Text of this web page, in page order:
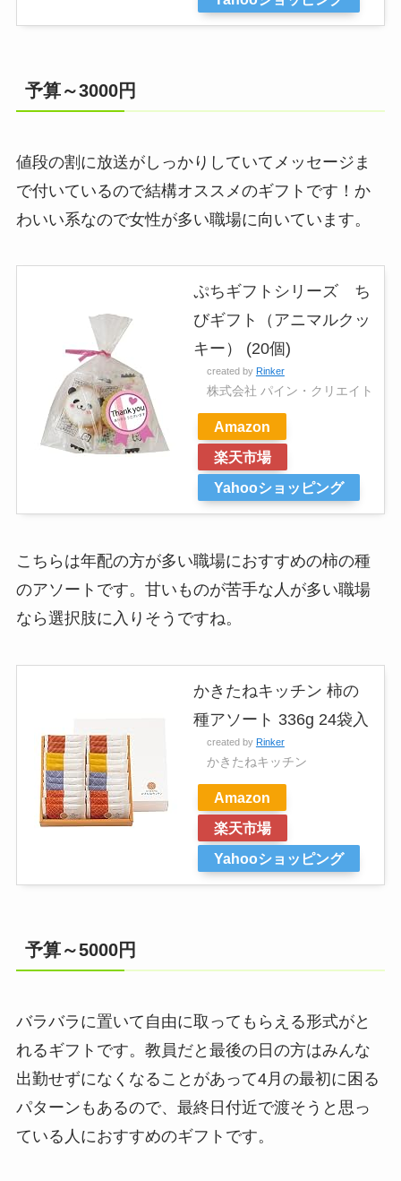
予算～3000円
値段の割に放送がしっかりしていてメッセージま
で付いているので結構オススメのギフトです！か
わいい系なので女性が多い職場に向いています。
ぷちギフトシリーズ ち
びギフト（アニマルクッ
キー） (20個)
created by Rinker
株式会社 パイン・クリエイト
Amazon
楽天市場
Yahooショッピング
こちらは年配の方が多い職場におすすめの柿の種
のアソートです。甘いものが苦手な人が多い職場
なら選択肢に入りそうですね。
かきたねキッチン 柿の
種アソート 336g 24袋入
created by Rinker
かきたねキッチン
Amazon
楽天市場
Yahooショッピング
予算～5000円
バラバラに置いて自由に取ってもらえる形式がと
れるギフトです。教員だと最後の日の方はみんな
出勤せずになくなることがあって4月の最初に困る
パターンもあるので、最終日付近で渡そうと思っ
ている人におすすめのギフトです。